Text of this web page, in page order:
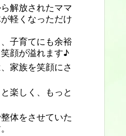
解放されたママ
軽くなっただけ
子育てにも余裕
顔が溢れます♪
家族を笑顔にさ
楽しく、もっと
体をさせていた